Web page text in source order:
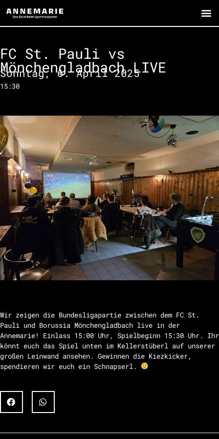
FC St. Pauli vs
Mönchengladbach LIVE
Sonntag, 6. April 2025
15:30
Wir zeigen die Bundesligapartie zwischen dem FC St.
Pauli und Borussia Mönchengladbach live in der
Annemarie! Einlass 15:00 Uhr, Spielbeginn 15:30 Uhr. Ihr
könnt euch das Spiel unten im Kellerstüberl auf unserer
großen Leinwand ansehen. Gewinnen die Kiezkicker,
spendieren wir euch ein Schnapserl.